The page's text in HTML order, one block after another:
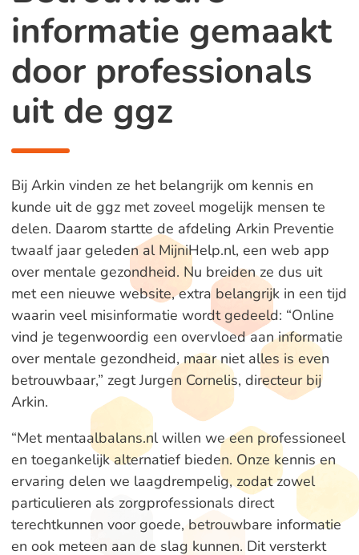
informatie gemaakt
door professionals
uit de ggz
Bij Arkin vinden ze het belangrijk om kennis en
kunde uit de ggz met zoveel mogelijk mensen te
delen. Daarom startte de afdeling Arkin Preventie
twaalf jaar geleden al MijniHelp.nl, een web app
over mentale gezondheid. Nu breiden ze dus uit
met een nieuwe website, extra belangrijk in een tijd
waarin veel misinformatie wordt gedeeld: “Online
vind je tegenwoordig een overvloed aan informatie
over mentale gezondheid, maar niet alles is even
betrouwbaar,” zegt Jurgen Cornelis, directeur bij
Arkin.
“Met mentaalbalans.nl willen we een professioneel
en toegankelijk alternatief bieden. Onze kennis en
ervaring delen we laagdrempelig, zodat zowel
particulieren als zorgprofessionals direct
terechtkunnen voor goede, betrouwbare informatie
en ook meteen aan de slag kunnen. Dit versterkt